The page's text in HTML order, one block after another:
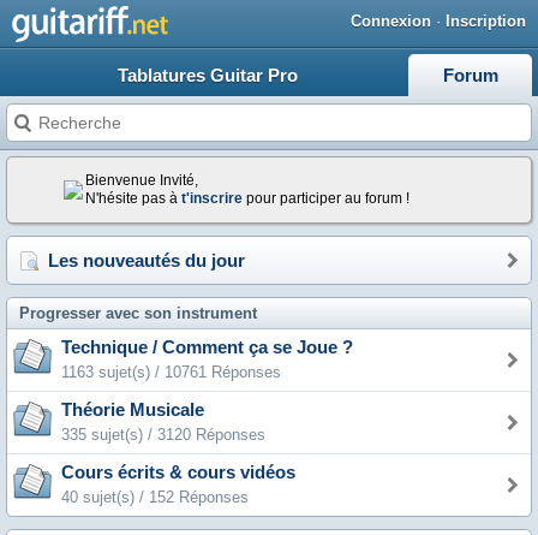
Connexion · Inscription
Tablatures Guitar Pro Forum
Bienvenue Invité,
N'hésite pas à t'inscrire pour participer au forum !
Les nouveautés du jour
Progresser avec son instrument
Technique / Comment ça se Joue ?
1163 sujet(s) / 10761 Réponses
Théorie Musicale
335 sujet(s) / 3120 Réponses
Cours écrits & cours vidéos
40 sujet(s) / 152 Réponses